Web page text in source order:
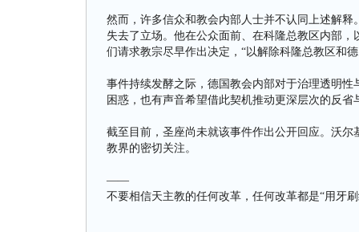
然而，许多信众和教会内部人士并不认同上述解
失去了立场。他在公众面前、在科隆总教区内部
们请求教宗尽早作出决定，“以解除科隆总教区和
事件持续发酵之际，德国教会内部对于治理透明
困惑，也有声音希望借此契机推动更深层次的反省
截至目前，圣座尚未就该事件作出公开回应。沃
教界的密切关注。
——
不要相信天主教的任何改革，任何改革都是“用牙